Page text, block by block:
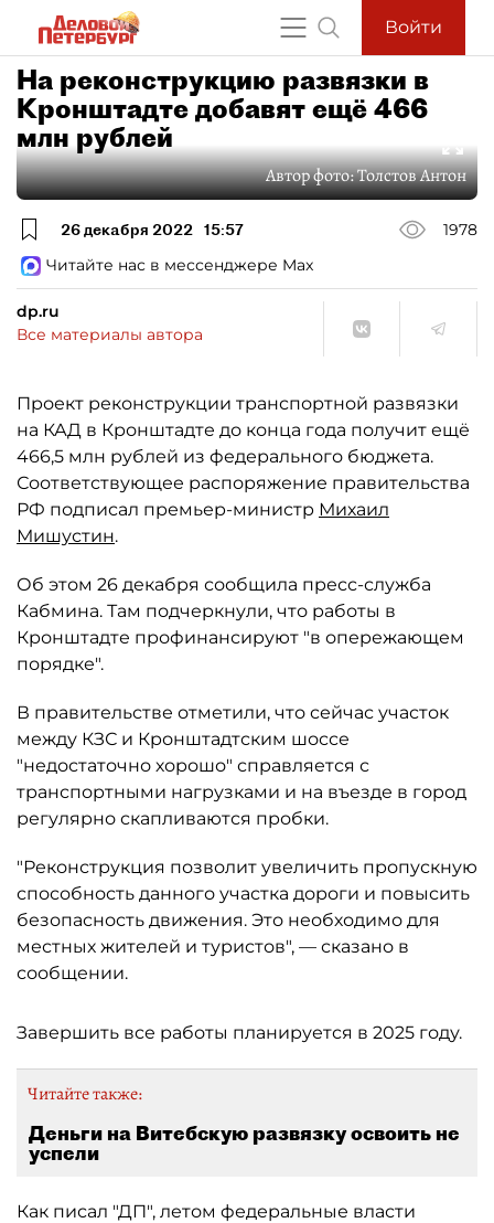
Войти
На реконструкцию развязки в
Кронштадте добавят ещё 466
млн рублей
Автор фото:Толстов Антон
26 декабря 2022 15:57
1978
Читайте нас в мессенджере Max
dp.ru
Все материалы автора
Проект реконструкции транспортной развязки
на КАД в Кронштадте до конца года получит ещё
466,5 млн рублей из федерального бюджета.
Соответствующее распоряжение правительства
РФ подписал премьер-министр Михаил
Мишустин.
Об этом 26 декабря сообщила пресс-служба
Кабмина. Там подчеркнули, что работы в
Кронштадте профинансируют "в опережающем
порядке".
В правительстве отметили, что сейчас участок
между КЗС и Кронштадтским шоссе
"недостаточно хорошо" справляется с
транспортными нагрузками и на въезде в город
регулярно скапливаются пробки.
"Реконструкция позволит увеличить пропускную
способность данного участка дороги и повысить
безопасность движения. Это необходимо для
местных жителей и туристов", — сказано в
сообщении.
Завершить все работы планируется в 2025 году.
Читайте также:
Деньги на Витебскую развязку освоить не
успели
Как писал "ДП", летом федеральные власти